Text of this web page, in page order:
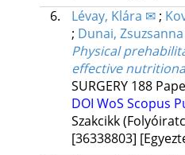
6.
Lévay, Klára ✉;
; Dunai, Zsuzsanna
Physical
effective
SURGERY 188
DOI WoS Scopus
Szakcikk
[36338803]